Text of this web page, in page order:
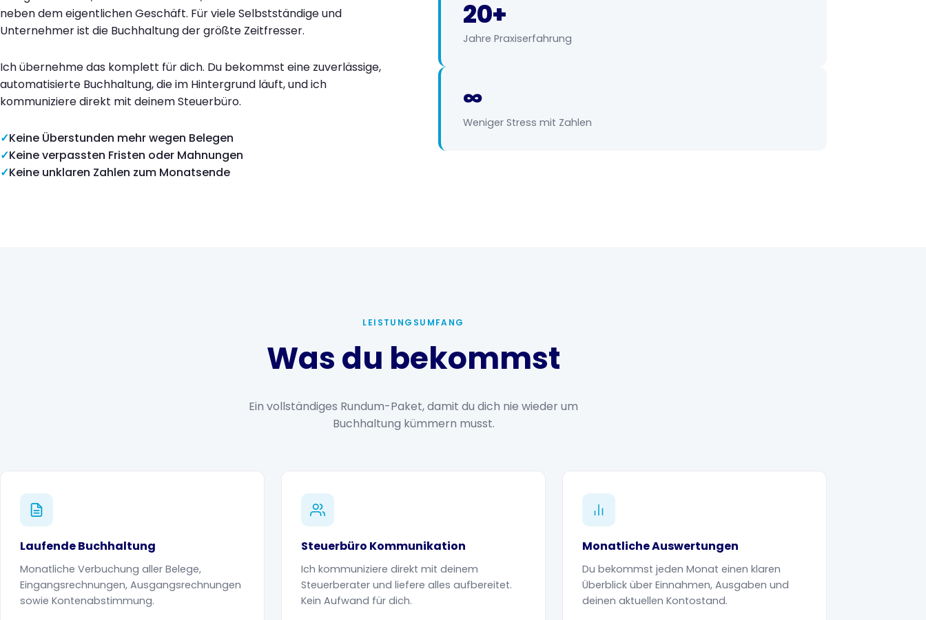
neben dem eigentlichen Geschäft. Für viele Selbstständige und
Unternehmer ist die Buchhaltung der größte Zeitfresser.
Ich übernehme das komplett für dich. Du bekommst eine zuverlässige,
automatisierte Buchhaltung, die im Hintergrund läuft, und ich
kommuniziere direkt mit deinem Steuerbüro.
Keine Überstunden mehr wegen Belegen
Keine verpassten Fristen oder Mahnungen
Keine unklaren Zahlen zum Monatsende
20+
Jahre Praxiserfahrung
∞
Weniger Stress mit Zahlen
LEISTUNGSUMFANG
Was du bekommst
Ein vollständiges Rundum-Paket, damit du dich nie wieder um
Buchhaltung kümmern musst.
Laufende Buchhaltung
Monatliche Verbuchung aller Belege,
Eingangsrechnungen, Ausgangsrechnungen
sowie Kontenabstimmung.
Steuerbüro Kommunikation
Ich kommuniziere direkt mit deinem
Steuerberater und liefere alles aufbereitet.
Kein Aufwand für dich.
Monatliche Auswertungen
Du bekommst jeden Monat einen klaren
Überblick über Einnahmen, Ausgaben und
deinen aktuellen Kontostand.